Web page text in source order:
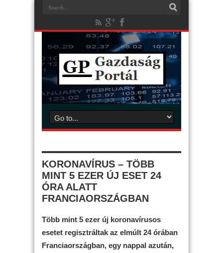
KORONAVÍRUS – TÖBB
MINT 5 EZER ÚJ ESET 24
ÓRA ALATT
FRANCIAORSZÁGBAN
Több mint 5 ezer új koronavírusos
esetet regisztráltak az elmúlt 24 órában
Franciaországban, egy nappal azután,